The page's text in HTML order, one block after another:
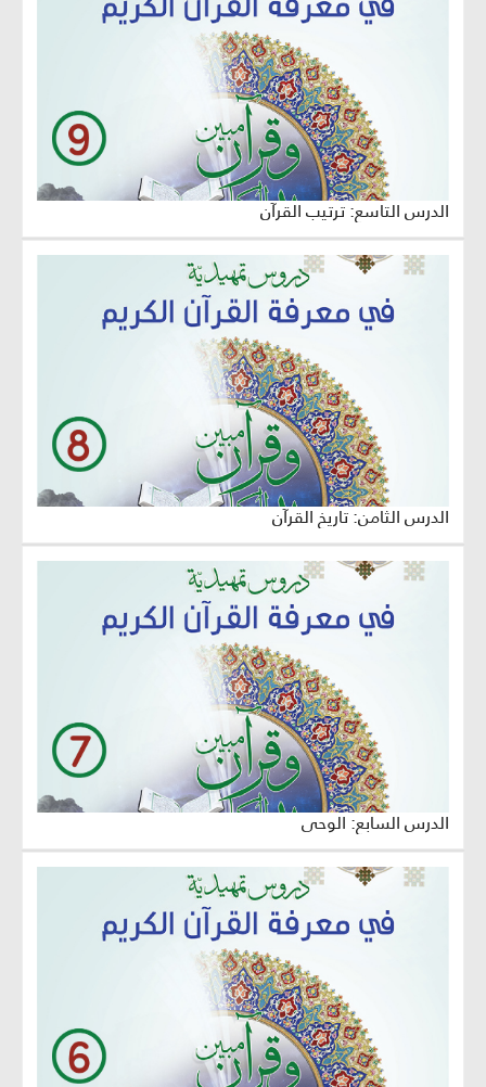
الدرس التاسع: ترتيب القرآن
الدرس الثامن: تاريخ القرآن
الدرس السابع: الوحي